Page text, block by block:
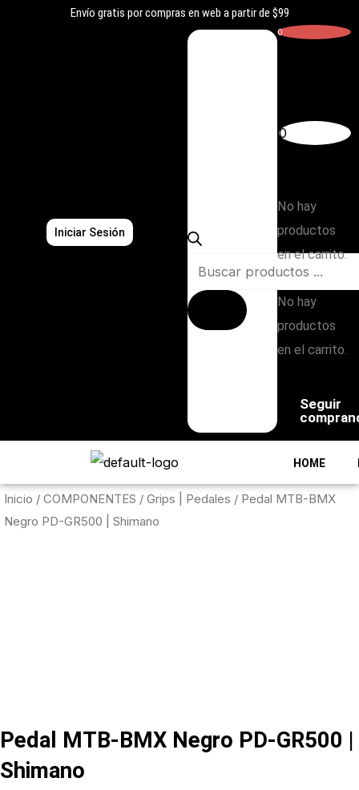
Envío gratis por compras en web a partir de $99
Iniciar Sesión
0
0
No hay
productos
en el carrito.
No hay
productos
en el carrito.
Seguir
HOME
Inicio / COMPONENTES / Grips | Pedales / Pedal MTB-BMX
Negro PD-GR500 | Shimano
Pedal MTB-BMX Negro PD-GR500 |
Shimano